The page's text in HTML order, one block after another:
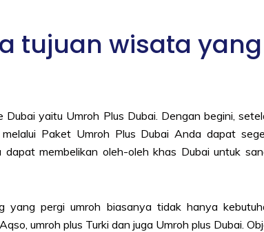
tujuan wisata yang
Dubai yaitu Umroh Plus Dubai. Dengan begini,
Paket Umroh Plus Dubai Anda dapat
membelikan oleh-oleh khas Dubai untuk
yang pergi umroh biasanya tidak hanya
umroh plus Turki dan juga Umroh plus Dubai.